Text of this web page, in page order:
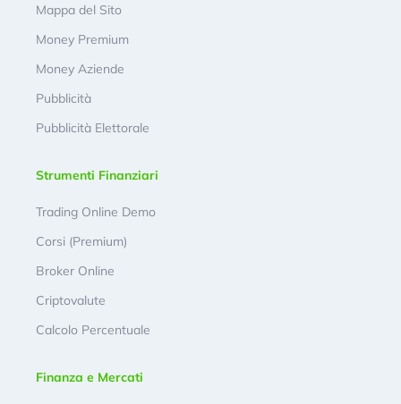
Mappa del Sito
Money Premium
Money Aziende
Pubblicità
Pubblicità Elettorale
Strumenti Finanziari
Trading Online Demo
Corsi (Premium)
Broker Online
Criptovalute
Calcolo Percentuale
Finanza e Mercati